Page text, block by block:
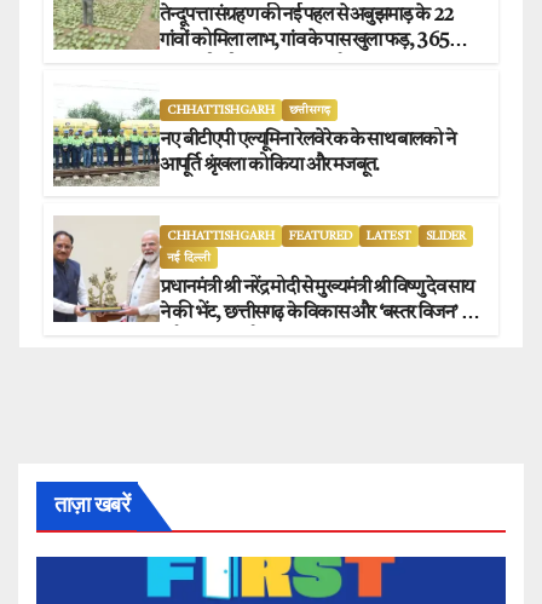
तेन्दूपत्ता संग्रहण की नई पहल से अबुझमाड़ के 22
गांवों को मिला लाभ, गांव के पास खुला फड़, 365
CHHATTISHGARH छत्तीसगढ़
नए बीटीएपी एल्यूमिना रेलवे रेक के साथ बालको ने
आपूर्ति श्रृंखला को किया और मजबूत.
CHHATTISHGARH FEATURED LATEST
SLIDER
नई दिल्ली
प्रधानमंत्री श्री नरेंद्र मोदी से मुख्यमंत्री श्री विष्णु देव साय
ने की भेंट, छत्तीसगढ़ के विकास और ‘बस्तर विजन’ पर
ताज़ा खबरें